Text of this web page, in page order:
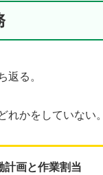
返る。
れかをしていない。
計画と作業割当